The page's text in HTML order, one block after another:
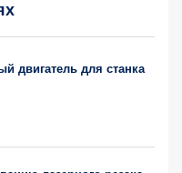
двигатель для станка